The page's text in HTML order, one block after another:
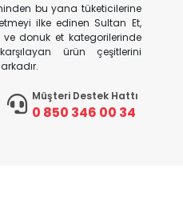
bu yana tüketicilerine
ilke edinen Sultan Et,
donuk et kategorilerinde
ürün çeşitlerini
Müşteri Destek Hattı
0 850 346 00 34